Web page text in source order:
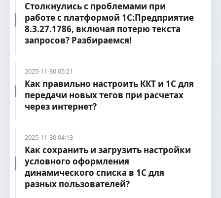
Столкнулись с проблемами при
работе с платформой 1С:Предприятие
8.3.27.1786, включая потерю текста
запросов? Разбираемся!
2025-11-30 05:21
Как правильно настроить ККТ и 1С для
передачи новых тегов при расчетах
через интернет?
2025-11-30 04:13
Как сохранить и загрузить настройки
условного оформления
динамического списка в 1С для
разных пользователей?